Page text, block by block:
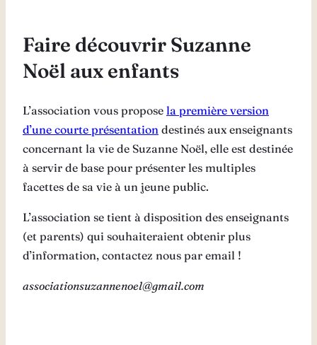
Faire découvrir Suzanne
Noël aux enfants
L’association vous propose la première version
d’une courte présentation destinés aux enseignants
concernant la vie de Suzanne Noël, elle est destinée
à servir de base pour présenter les multiples
facettes de sa vie à un jeune public.
L’association se tient à disposition des enseignants
(et parents) qui souhaiteraient obtenir plus
d’information, contactez nous par email !
associationsuzannenoel@gmail.com